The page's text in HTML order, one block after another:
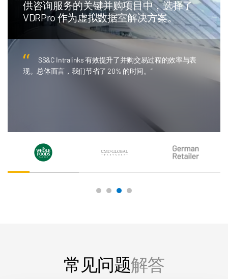
供咨询服务的关键并购项目中，选择了
VDRPro 作为虚拟数据室解决方案。
SS&C Intralinks 有效提升了并购交易过程的效率与表
现。总体而言，我们节省了 20% 的时间。”
常见问题解答